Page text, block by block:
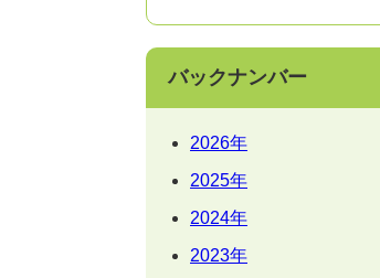
バックナンバー
2026年
2025年
2024年
2023年